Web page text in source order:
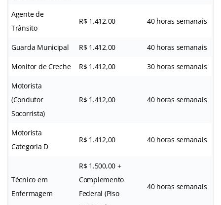
Agente de
Trânsito
R$ 1.412,00 40 horas semanais
Guarda Municipal R$ 1.412,00 40 horas semanais
Monitor de Creche R$ 1.412,00 30 horas semanais
Motorista
(Condutor
Socorrista)
R$ 1.412,00 40 horas semanais
Motorista
Categoria D
R$ 1.412,00 40 horas semanais
Técnico em
Enfermagem
R$ 1.500,00 +
Complemento
Federal (Piso
40 horas semanais